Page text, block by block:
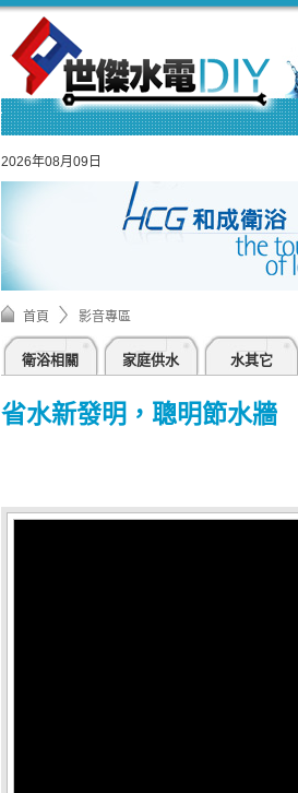
2026年08月09日
首頁 影音專區
衛浴相關 家庭供水 水其它
省水新發明，聰明節水牆